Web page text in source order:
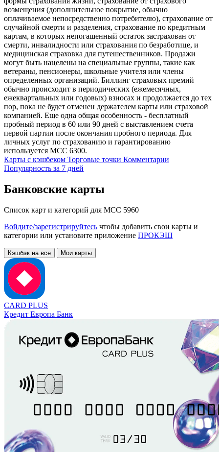
возмещения (дополнительное покрытие, обычно
оплачиваемое непосредственно потребителю), страхование от
случайной смерти и разделения, страхование по кредитным
картам, в которых непогашенный остаток застрахован от
смерти, инвалидности или страхования по безработице, и
медицинская страховка для путешественников. Продажи
могут быть нацелены на специальные группы, такие как
ветераны, пенсионеры, школьные учителя или члены
определенных организаций. Биллинг страховых премий
обычно происходит в периодических (ежемесячных,
ежеквартальных или годовых) взносах и продолжается до тех
пор, пока не будет отменен держателем карты или страховой
компанией. Еще одна общая особенность - бесплатный
пробный период в 60 или 90 дней с выставлением счета
первой партии после окончания пробного периода. Для
личных услуг по страхованию и гарантированию
используется MCC 6300.
Карты с кэшбеком Торговые точки Комментарии
Популярность за 7 дней
Банковские карты
Список карт и категорий для MCC 5960
Войдите/зарегистрируйтесь чтобы добавить свои карты и
категории или установите приложение ПРОКЭШ
Кэшбэк на все Мои карты
CARD PLUS
Кредит Европа Банк